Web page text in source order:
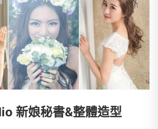
新娘秘書&整體造型